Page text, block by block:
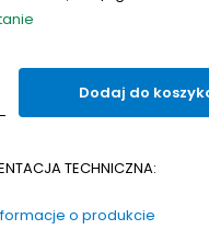
Dodaj do
TECHNICZNA:
o produkcie